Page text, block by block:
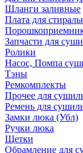
Шланги заливные
Плата для
Запчасти для
Ролики
Насос, Помпа
Тэны
Ремкомплекты
Прочее для
Ремень для
Замки люка (Убл)
Ручки люка
Щетки
Обрамление для